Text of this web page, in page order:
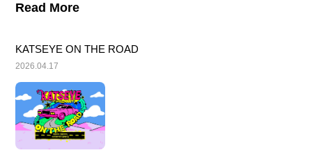
Read More
KATSEYE ON THE ROAD
2026.04.17